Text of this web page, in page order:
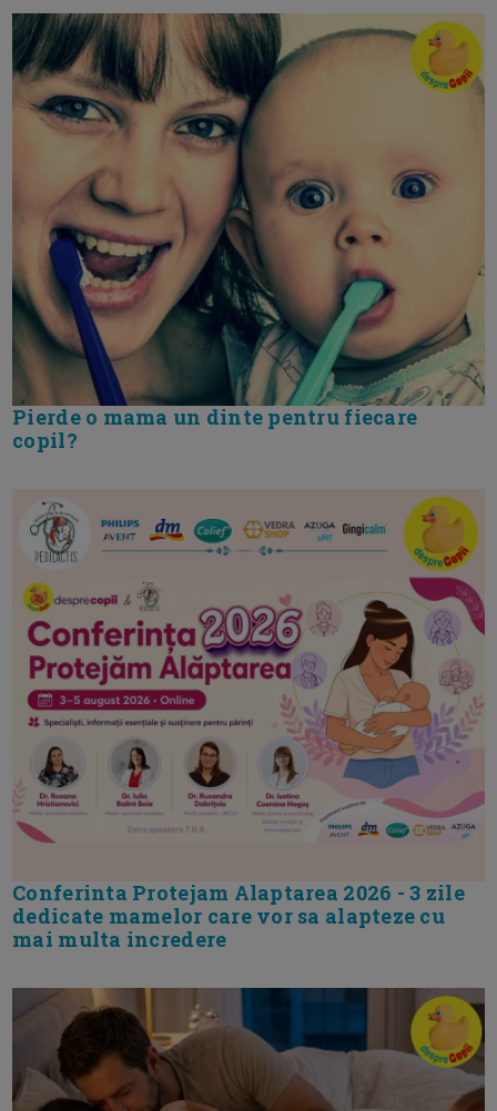
Pierde o mama un dinte pentru fiecare
copil?
Conferinta Protejam Alaptarea 2026 - 3 zile
dedicate mamelor care vor sa alapteze cu
mai multa incredere